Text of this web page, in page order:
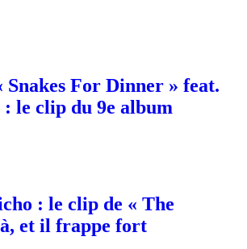
Snakes For Dinner » feat.
: le clip du 9e album
: le clip de « The
et il frappe fort